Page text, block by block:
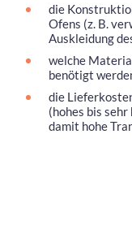
die
Ofens (z. B.
Auskleidung
welche
benötigt
die
(hohes bis
damit hohe